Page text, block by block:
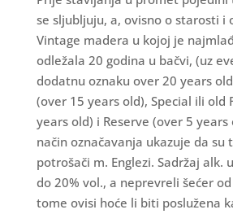
se sljubljuju, a, ovisno o starosti i
Vintage madera u kojoj je
odležala 20 godina u bačvi, (uz
dodatnu oznaku over 20 years
(over 15 years old), Special ili old
years old) i Reserve (over 5 years
način označavanja ukazuje da su
potrošači m. Englezi. Sadržaj alk.
do 20% vol., a neprevreli šećer
tome ovisi hoće li biti poslužena